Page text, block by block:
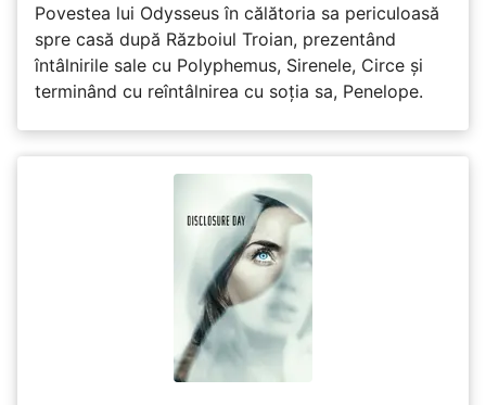
Povestea lui Odysseus în călătoria sa periculoasă
spre casă după Războiul Troian, prezentând
întâlnirile sale cu Polyphemus, Sirenele, Circe și
terminând cu reîntâlnirea cu soția sa, Penelope.